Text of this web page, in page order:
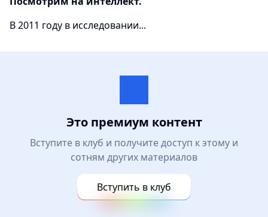
В 2011 году в исследовании...
Это премиум контент
Вступите в клуб и получите доступ к этому и
сотням других материалов
Вступить в клуб